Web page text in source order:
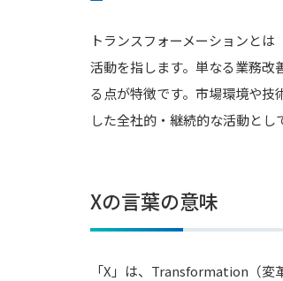
トランスフォーメーションと
活動を指します。単なる業務
る点が特徴です。市場環境や
した全社的・継続的な活動とし
Xの言葉の意味
「X」は、Transformation（